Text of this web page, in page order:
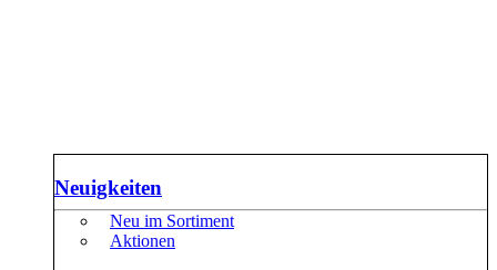
Neuigkeiten
Neu im Sortiment
Aktionen